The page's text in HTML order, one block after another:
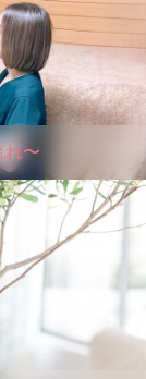
れ〜